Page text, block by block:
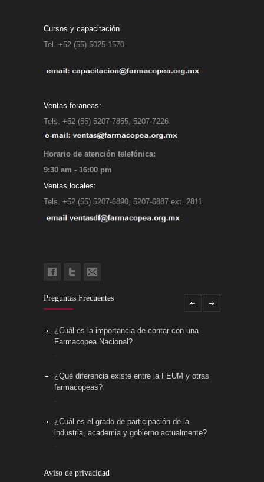
Cursos y capacitación
Tel. +52 (55) 5025-1570
Ventas foraneas:
Tels. +52 (55) 5207-7855, 5207-7226
Horario de atención telefónica:
9:30 am - 16:00 pm
Ventas locales:
Tels. +52 (55) 5207-6890, 5207-6887 ext. 2811
Preguntas Frecuentes
¿Cuál es la importancia de contar con una
Farmacopea Nacional?
¿Qué diferencia existe entre la FEUM y otras
farmacopeas?
¿Cuál es el grado de participación de la
industria, academia y gobierno actualmente?
Aviso de privacidad